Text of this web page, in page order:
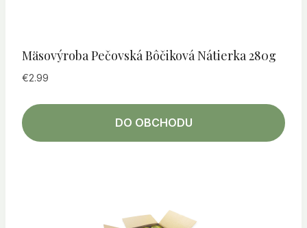
Mäsovýroba Pečovská Bôčiková Nátierka 280g
€2.99
DO OBCHODU